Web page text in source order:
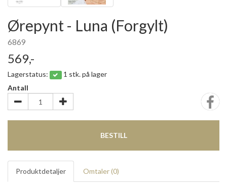
Ørepynt - Luna (Forgylt)
6869
569,-
Lagerstatus:
1 stk. på lager
Antall
BESTILL
Produktdetaljer Omtaler (0)